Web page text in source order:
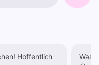
Was